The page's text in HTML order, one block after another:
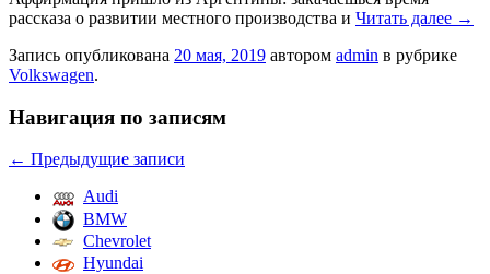
рассказа о развитии местного производства и Читать далее →
Запись опубликована 20 мая, 2019 автором admin в рубрике
Volkswagen.
Навигация по записям
← Предыдущие записи
Audi
BMW
Chevrolet
Hyundai